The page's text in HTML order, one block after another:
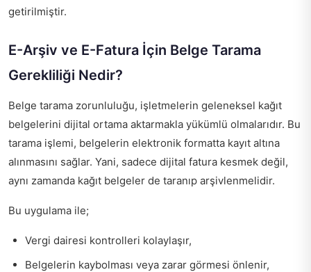
getirilmiştir.
E-Arşiv ve E-Fatura İçin Belge Tarama
Gerekliliği Nedir?
Belge tarama zorunluluğu, işletmelerin geleneksel kağıt
belgelerini dijital ortama aktarmakla yükümlü olmalarıdır. Bu
tarama işlemi, belgelerin elektronik formatta kayıt altına
alınmasını sağlar. Yani, sadece dijital fatura kesmek değil,
aynı zamanda kağıt belgeler de taranıp arşivlenmelidir.
Bu uygulama ile;
Vergi dairesi kontrolleri kolaylaşır,
Belgelerin kaybolması veya zarar görmesi önlenir,